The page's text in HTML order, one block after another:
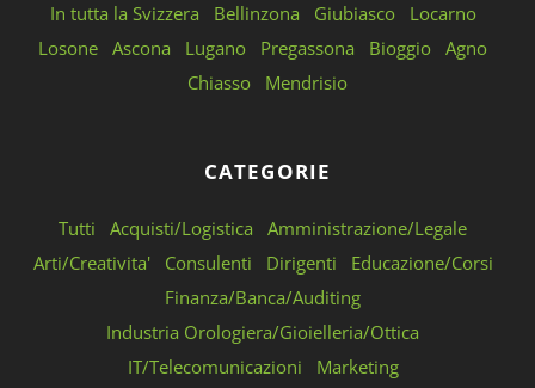
In tutta la Svizzera Bellinzona Giubiasco
Locarno
Losone Ascona Lugano Pregassona Bioggio Agno
Chiasso
Mendrisio
CATEGORIE
Tutti Acquisti/Logistica
Amministrazione/Legale
Arti/Creativita'
Consulenti Dirigenti
Educazione/Corsi
Finanza/Banca/Auditing
Industria Orologiera/Gioielleria/Ottica
IT/Telecomunicazioni
Marketing